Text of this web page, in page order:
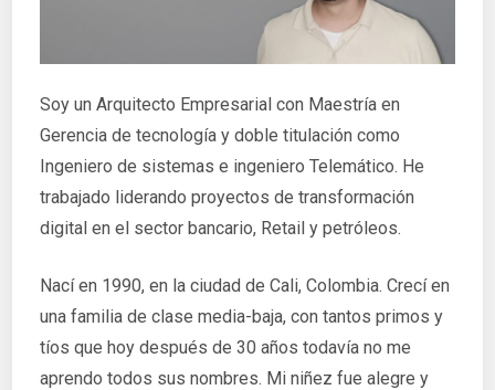
Soy un Arquitecto Empresarial con Maestría en
Gerencia de tecnología y doble titulación como
Ingeniero de sistemas e ingeniero Telemático. He
trabajado liderando proyectos de transformación
digital en el sector bancario, Retail y petróleos.
Nací en 1990, en la ciudad de Cali, Colombia. Crecí en
una familia de clase media-baja, con tantos primos y
tíos que hoy después de 30 años todavía no me
aprendo todos sus nombres. Mi niñez fue alegre y